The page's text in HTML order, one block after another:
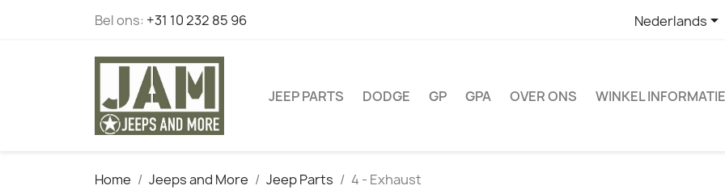
Bel ons: +31 10 232 85 96 Nederlands
JEEP PARTS DODGE GP GPA OVER ONS WINKEL INFORMATIE
Home Jeeps and More Jeep Parts 4 - Exhaust